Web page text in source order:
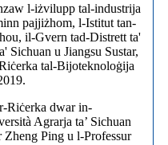
l-iżvilupp tal-industrija
pajjiżhom, l-Istitut tan-
il-Gvern tad-Distrett ta'
Sichuan u Jiangsu Sustar,
tal-Bijoteknoloġija
Riċerka dwar in-
Agrarja ta’ Sichuan
Zheng Ping u l-Professur